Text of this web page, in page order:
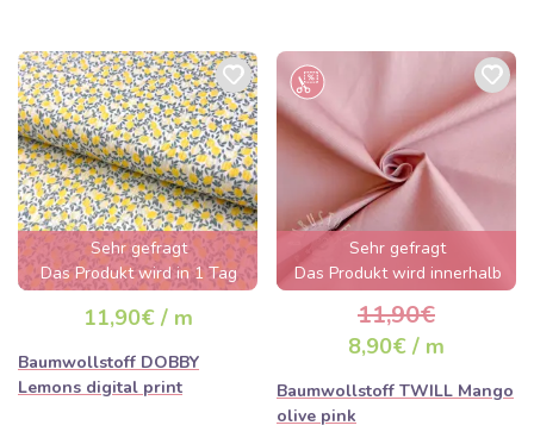
Sehr gefragt
Das Produkt wird in 1 Tag
ausverkauft sein
11,90€ / m
Baumwollstoff DOBBY
Lemons digital print
Sehr gefragt
Das Produkt wird innerhalb
von wenigen Stunden
ausverkauft sein
11,90€
8,90€ / m
Baumwollstoff TWILL Mango
olive pink